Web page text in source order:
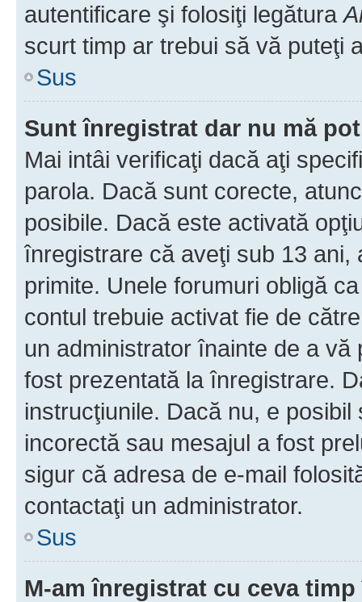
autentificare şi folosiţi legătura
scurt timp ar trebui să vă puteţi
Sus
Sunt înregistrat dar nu mă
Mai intâi verificaţi dacă aţi
parola. Dacă sunt corecte,
posibile. Dacă este activată
înregistrare că aveţi sub 13
primite. Unele forumuri obligă
contul trebuie activat fie de
un administrator înainte de a
fost prezentată la înregistrare.
instrucţiunile. Dacă nu, e
incorectă sau mesajul a fost
sigur că adresa de e-mail
contactaţi un administrator.
Sus
M-am înregistrat cu ceva